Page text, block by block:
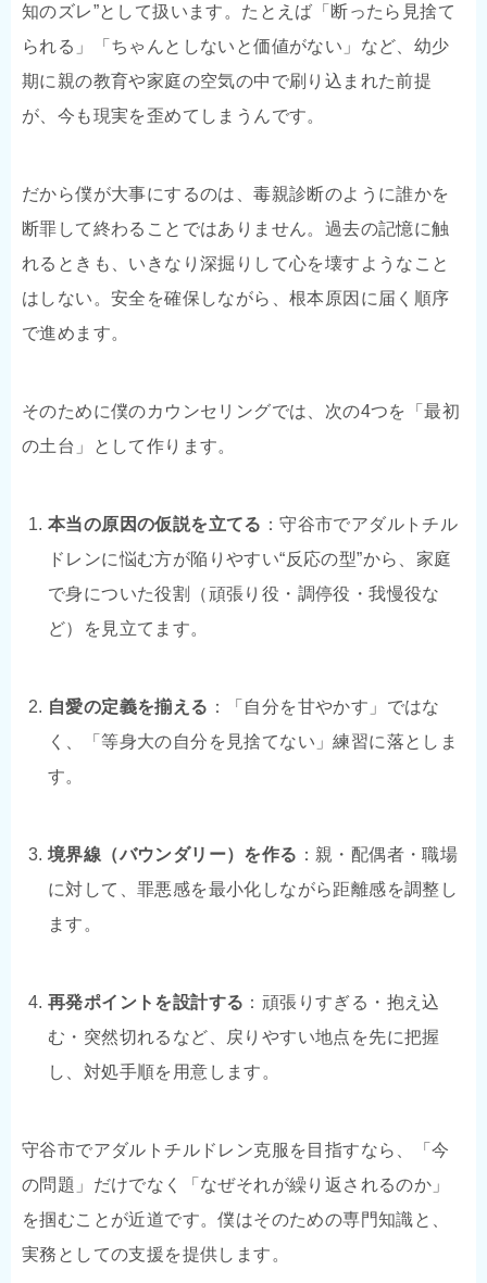
知のズレ”として扱います。たとえば「断ったら見捨て
られる」「ちゃんとしないと価値がない」など、幼少
期に親の教育や家庭の空気の中で刷り込まれた前提
が、今も現実を歪めてしまうんです。
だから僕が大事にするのは、毒親診断のように誰かを
断罪して終わることではありません。過去の記憶に触
れるときも、いきなり深掘りして心を壊すようなこと
はしない。安全を確保しながら、根本原因に届く順序
で進めます。
そのために僕のカウンセリングでは、次の4つを「最初
の土台」として作ります。
本当の原因の仮説を立てる ：守谷市でアダルトチル
ドレンに悩む方が陥りやすい“反応の型”から、家庭
で身についた役割（頑張り役・調停役・我慢役な
ど）を見立てます。
自愛の定義を揃える ：「自分を甘やかす」ではな
く、「等身大の自分を見捨てない」練習に落としま
す。
境界線（バウンダリー）を作る ：親・配偶者・職場
に対して、罪悪感を最小化しながら距離感を調整し
ます。
再発ポイントを設計する ：頑張りすぎる・抱え込
む・突然切れるなど、戻りやすい地点を先に把握
し、対処手順を用意します。
守谷市でアダルトチルドレン克服を目指すなら、「今
の問題」だけでなく「なぜそれが繰り返されるのか」
を掴むことが近道です。僕はそのための専門知識と、
実務としての支援を提供します。